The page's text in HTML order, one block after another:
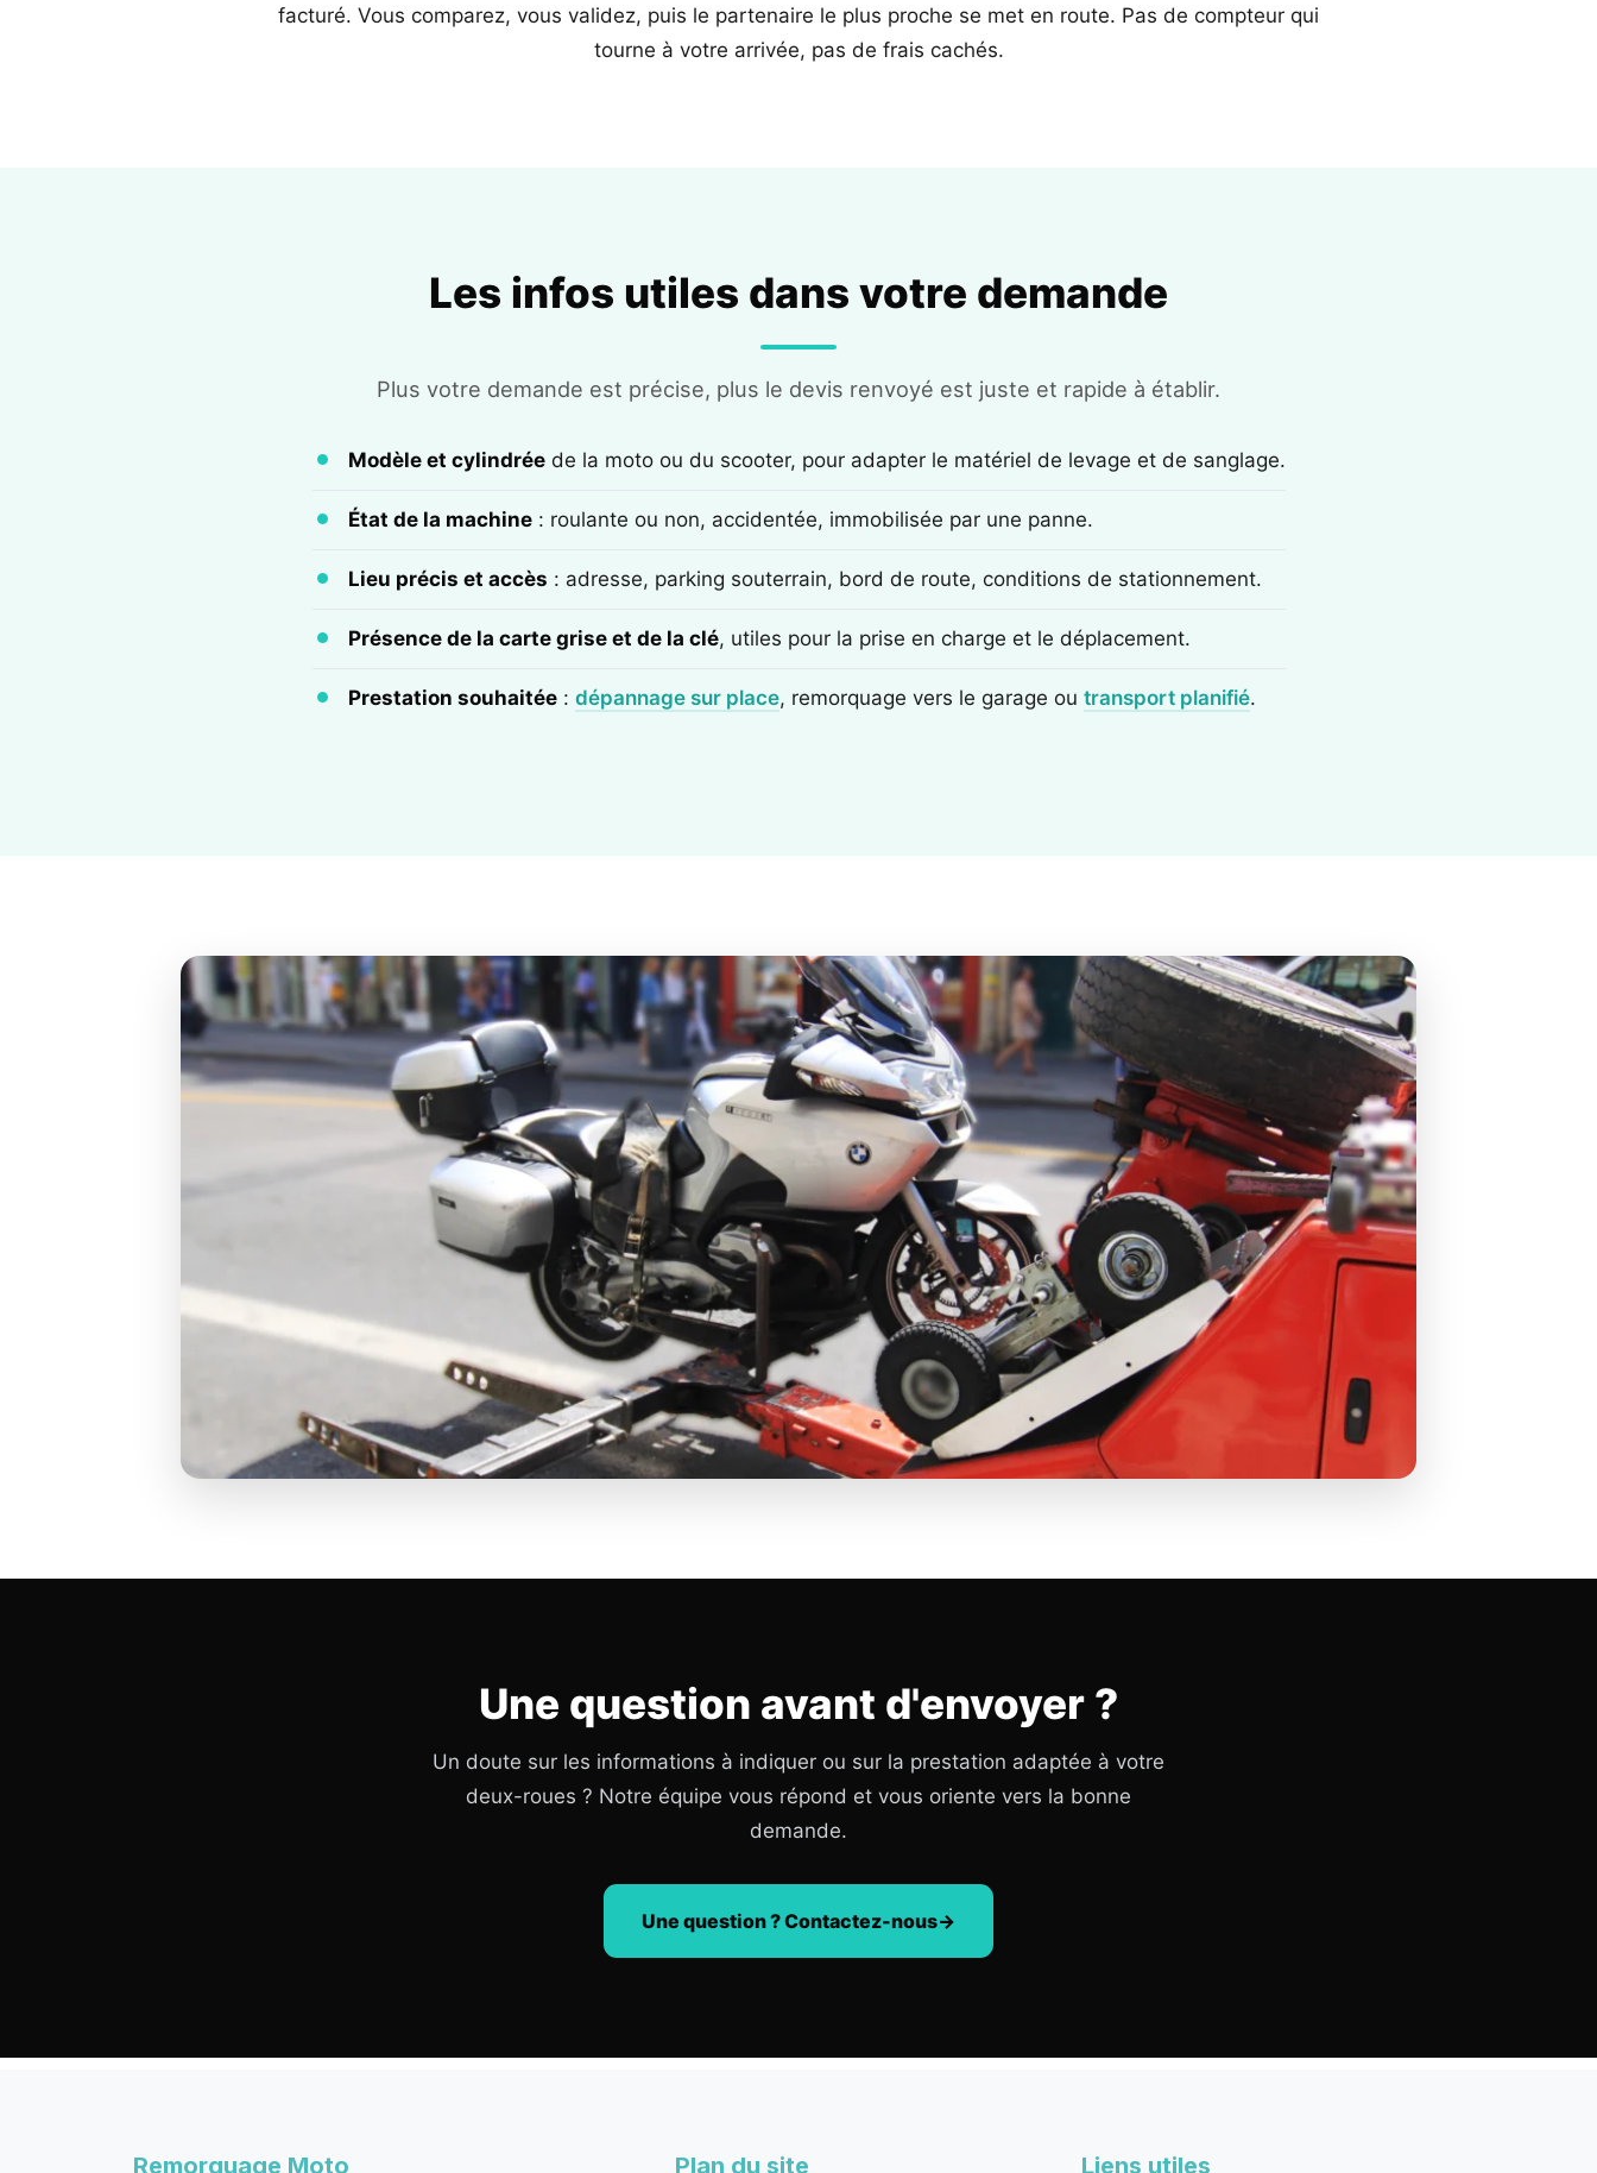
facturé. Vous comparez, vous validez, puis le partenaire le plus proche se met en route. Pas de compteur qui
tourne à votre arrivée, pas de frais cachés.
Les infos utiles dans votre demande
Plus votre demande est précise, plus le devis renvoyé est juste et rapide à établir.
Modèle et cylindréede la moto ou du scooter, pour adapter le matériel de levage et de sanglage.
État de la machine: roulante ou non, accidentée, immobilisée par une panne.
Lieu précis et accès : adresse, parking souterrain, bord de route, conditions de stationnement.
Présence de la carte grise et de la clé, utiles pour la prise en charge et le déplacement.
Prestation souhaitée: dépannage sur place, remorquage vers le garage ou transport planifié.
Une question avant d'envoyer ?
Un doute sur les informations à indiquer ou sur la prestation adaptée à votre
deux-roues ? Notre équipe vous répond et vous oriente vers la bonne
demande.
Une question ? Contactez-nous
Remorquage Moto Plan du site Liens utiles